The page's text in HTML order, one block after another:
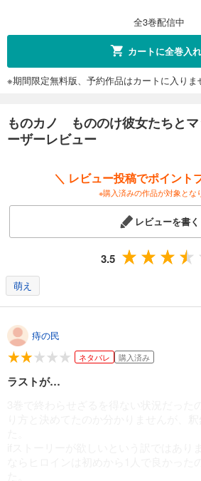
全3巻配信中
カートに全巻入
※期間限定無料版、予約作品はカートに入りま
ものカノ もののけ彼女たちと
ーザーレビュー
＼ レビュー投稿でポイント
※購入済みの作品が対象とな
レビューを書く
3.5
萌え
痔の民
ネタバレ 購入済み
ラストが…